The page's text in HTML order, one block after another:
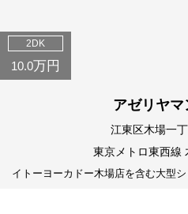
2DK
10.0万円
アゼリヤ
江東区木場一
東京メトロ東西線
イトーヨーカドー木場店を含む大型